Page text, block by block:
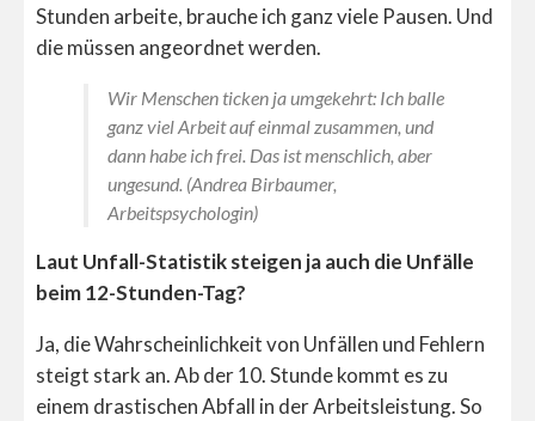
Stunden arbeite, brauche ich ganz viele Pausen. Und
die müssen angeordnet werden.
Wir Menschen ticken ja umgekehrt: Ich balle
ganz viel Arbeit auf einmal zusammen, und
dann habe ich frei. Das ist menschlich, aber
ungesund. (Andrea Birbaumer,
Arbeitspsychologin)
Laut Unfall-Statistik steigen ja auch die Unfälle
beim 12-Stunden-Tag?
Ja, die Wahrscheinlichkeit von Unfällen und Fehlern
steigt stark an. Ab der 10. Stunde kommt es zu
einem drastischen Abfall in der Arbeitsleistung. So